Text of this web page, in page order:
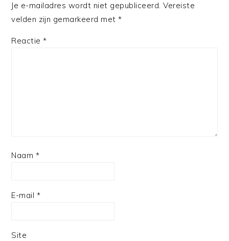
Je e-mailadres wordt niet gepubliceerd. Vereiste
velden zijn gemarkeerd met*
Reactie*
Naam *
E-mail *
Site